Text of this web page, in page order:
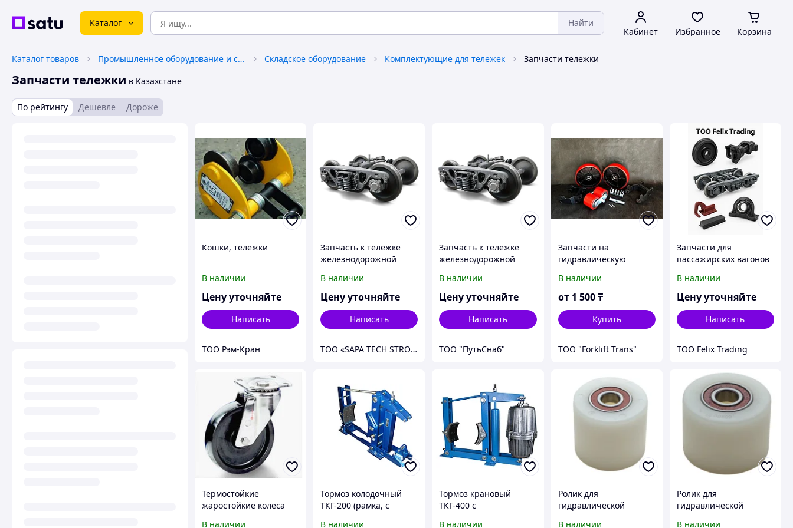
Каталог Найти
Кабинет Избранное Корзина
Каталог товаров Промышленное оборудование и станки Складское оборудование Комплектующие для тележек Запчасти тележки
Запчасти тележки в Казахстане
По рейтингу Дешевле Дороже
Кошки, тележки
В наличии
Цену уточняйте
Написать
ТОО Рэм-Кран
Запчасть к тележке
железнодорожной
В наличии
Цену уточняйте
Написать
ТОО «SAPA TECH STROY»
Запчасть к тележке
железнодорожной
В наличии
Цену уточняйте
Написать
ТОО "ПутьСнаб"
Запчасти на
гидравлическую
В наличии
от 1 500 ₸
Купить
ТОО "Forklift Trans"
Запчасти для
пассажирских вагонов
В наличии
Цену уточняйте
Написать
ТОО Felix Trading
Термостойкие
жаростойкие колеса
В наличии
Тормоз колодочный
ТКГ-200 (рамка, с
В наличии
Тормоз крановый
ТКГ-400 с
В наличии
Ролик для
гидравлической
В наличии
Ролик для
гидравлической
В наличии